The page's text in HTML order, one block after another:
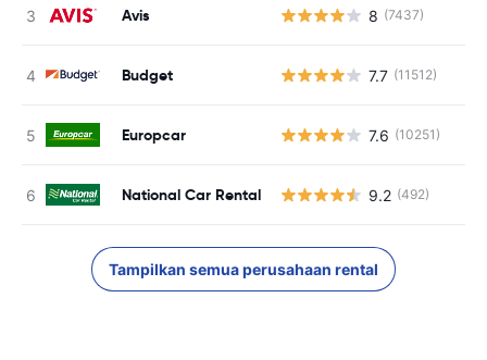
Avis 8 (7437)
Budget 7.7 (11512)
Europcar 7.6 (10251)
National Car Rental 9.2 (492)
Tampilkan semua perusahaan rental